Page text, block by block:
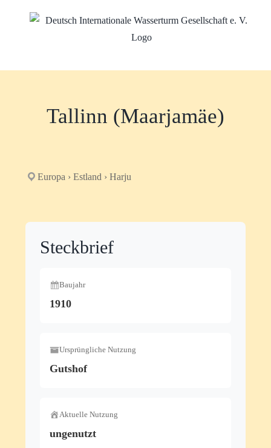
Tallinn (Maarjamäe)
Europa › Estland › Harju
Steckbrief
Baujahr
1910
Ursprüngliche Nutzung
Gutshof
Aktuelle Nutzung
ungenutzt